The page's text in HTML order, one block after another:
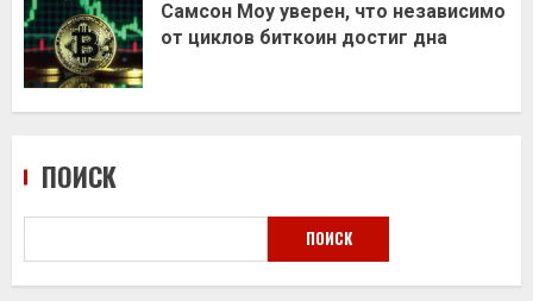
Самсон Моу уверен, что независимо
от циклов биткоин достиг дна
ПОИСК
ПОИСК